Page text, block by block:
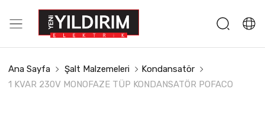
Ana Sayfa Şalt Malzemeleri
Kondansatör
1 KVAR 230V MONOFAZE TÜP KONDANSATÖR POFACO